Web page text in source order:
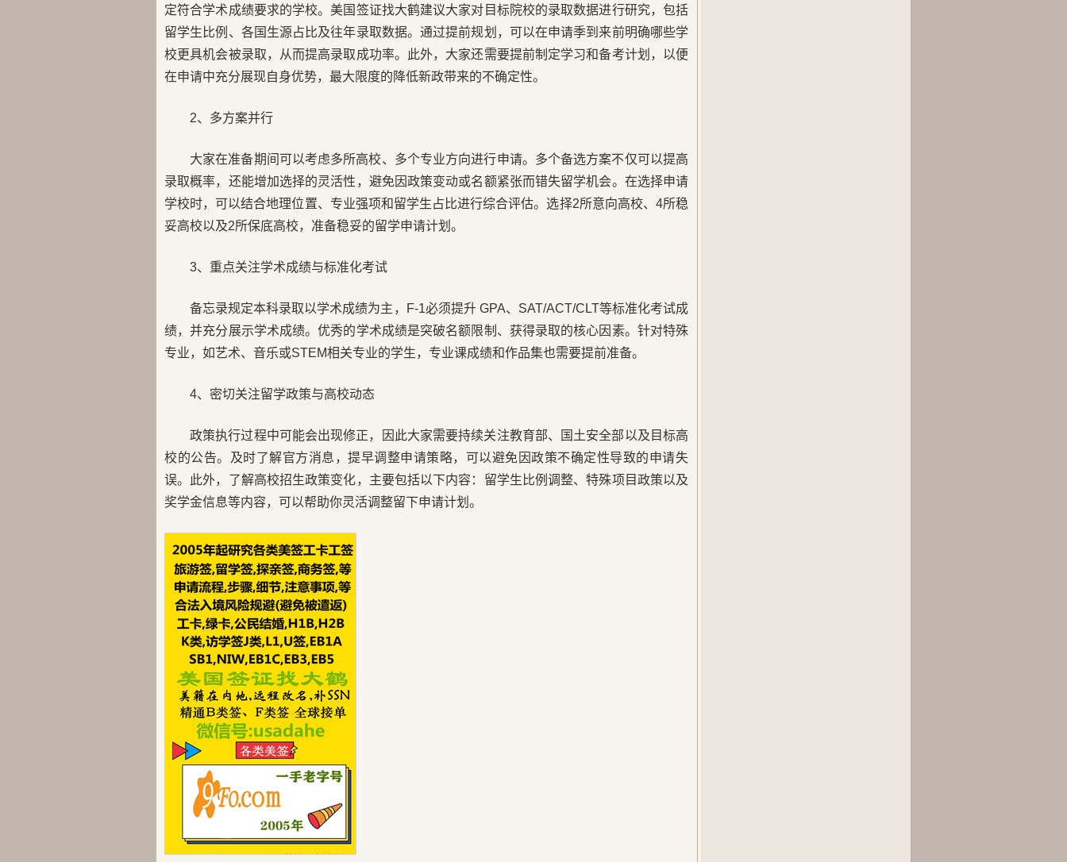
定符合学术成绩要求的学校。美国签证找大鹤建议大家对目标院校的录取数据进行研究，包括
留学生比例、各国生源占比及往年录取数据。通过提前规划，可以在申请季到来前明确哪些学
校更具机会被录取，从而提高录取成功率。此外，大家还需要提前制定学习和备考计划，以便
在申请中充分展现自身优势，最大限度的降低新政带来的不确定性。
2、多方案并行
大家在准备期间可以考虑多所高校、多个专业方向进行申请。多个备选方案不仅可以提高
录取概率，还能增加选择的灵活性，避免因政策变动或名额紧张而错失留学机会。在选择申请
学校时，可以结合地理位置、专业强项和留学生占比进行综合评估。选择2所意向高校、4所稳
妥高校以及2所保底高校，准备稳妥的留学申请计划。
3、重点关注学术成绩与标准化考试
备忘录规定本科录取以学术成绩为主，F-1必须提升 GPA、SAT/ACT/CLT等标准化考试成
绩，并充分展示学术成绩。优秀的学术成绩是突破名额限制、获得录取的核心因素。针对特殊
专业，如艺术、音乐或STEM相关专业的学生，专业课成绩和作品集也需要提前准备。
4、密切关注留学政策与高校动态
政策执行过程中可能会出现修正，因此大家需要持续关注教育部、国土安全部以及目标高
校的公告。及时了解官方消息，提早调整申请策略，可以避免因政策不确定性导致的申请失
误。此外，了解高校招生政策变化，主要包括以下内容：留学生比例调整、特殊项目政策以及
奖学金信息等内容，可以帮助你灵活调整留下申请计划。